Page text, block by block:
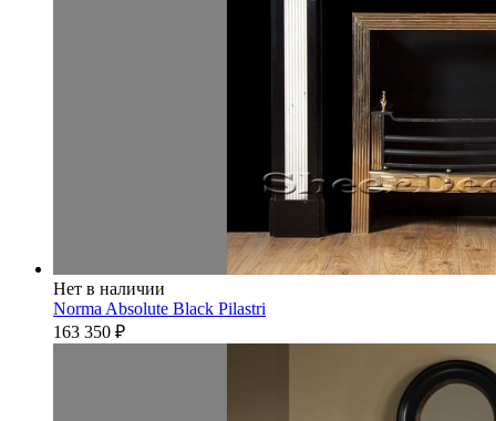
Нет в наличии
Norma Absolute Black Pilastri
163 350 ₽